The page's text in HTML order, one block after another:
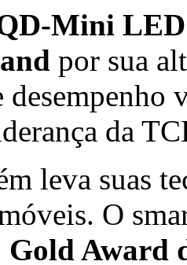
Mini LED
por sua
desempenho
da
leva suas
O
Gold Award